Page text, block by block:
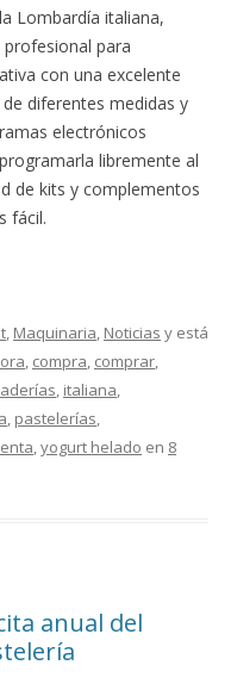
Lombardía italiana,
para
con una excelente
diferentes medidas y
electrónicos
libremente al
de kits y complementos
fácil.
, Maquinaria, Noticias y está
, compra, comprar,
, italiana,
, pastelerías,
,yogurt helado en 8
anual del